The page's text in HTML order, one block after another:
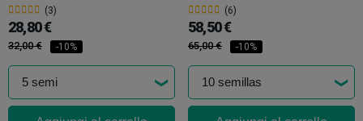
(3)
28,80 €
32,00 € -10%
(6)
58,50 €
65,00 € -10%